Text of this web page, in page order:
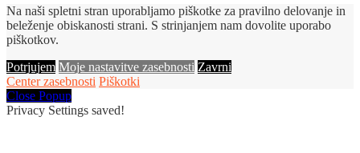
Na naši spletni stran uporabljamo piškotke za pravilno delovanje in
beleženje obiskanosti strani. S strinjanjem nam dovolite uporabo
piškotkov.
Potrjujem Moje nastavitve zasebnosti Zavrni
Center zasebnosti Piškotki
Close Popup
Privacy Settings saved!